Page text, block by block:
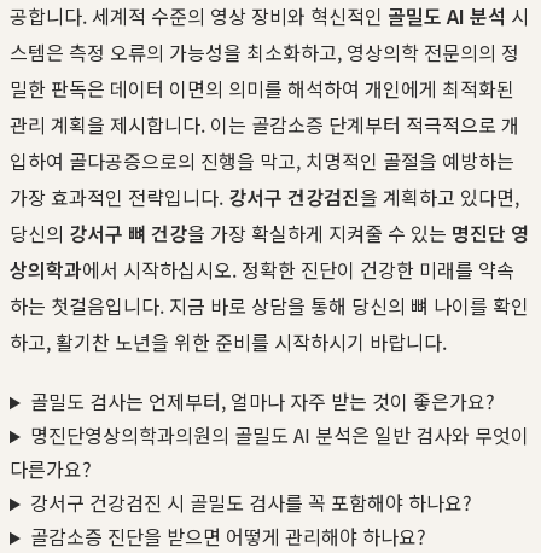
공합니다. 세계적 수준의 영상 장비와 혁신적인 골밀도 AI 분석 시
스템은 측정 오류의 가능성을 최소화하고, 영상의학 전문의의 정
밀한 판독은 데이터 이면의 의미를 해석하여 개인에게 최적화된
관리 계획을 제시합니다. 이는 골감소증 단계부터 적극적으로 개
입하여 골다공증으로의 진행을 막고, 치명적인 골절을 예방하는
가장 효과적인 전략입니다. 강서구 건강검진을 계획하고 있다면,
당신의 강서구 뼈 건강을 가장 확실하게 지켜줄 수 있는 명진단 영
상의학과에서 시작하십시오. 정확한 진단이 건강한 미래를 약속
하는 첫걸음입니다. 지금 바로 상담을 통해 당신의 뼈 나이를 확인
하고, 활기찬 노년을 위한 준비를 시작하시기 바랍니다.
골밀도 검사는 언제부터, 얼마나 자주 받는 것이 좋은가요?
명진단영상의학과의원의 골밀도 AI 분석은 일반 검사와 무엇이
다른가요?
강서구 건강검진 시 골밀도 검사를 꼭 포함해야 하나요?
골감소증 진단을 받으면 어떻게 관리해야 하나요?